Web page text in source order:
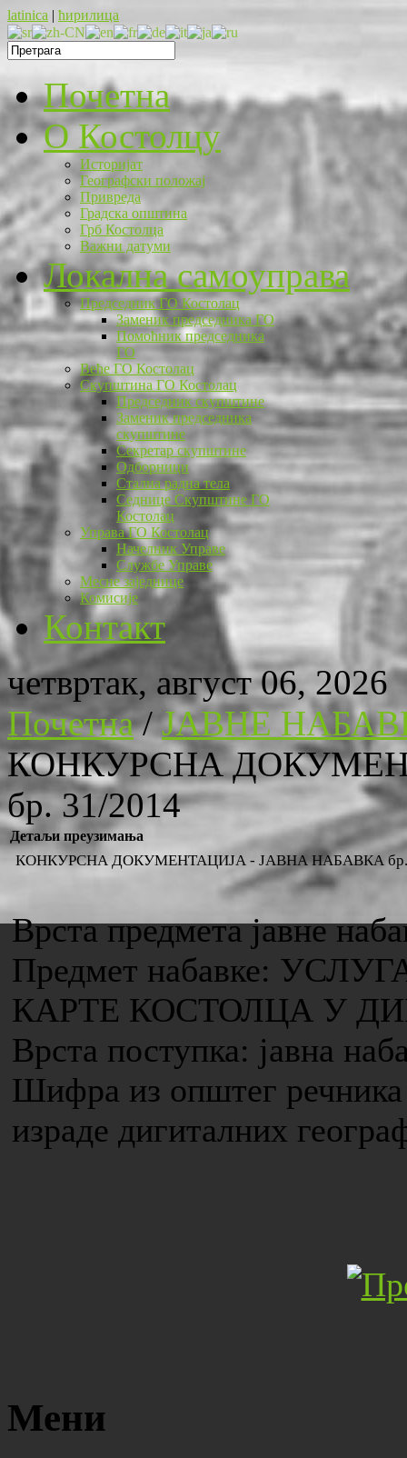
latinica | ћирилица
Почетна
O Костолцу
Историјат
Географски положај
Привреда
Градска општина
Грб Костолца
Важни датуми
Локална самоуправа
Председник ГО Костолац
Заменик председника ГО
Помоћник председника
ГО
Веће ГО Костолац
Скупштина ГО Костолац
Председник скупштине
Заменик председника
скупштине
Секретар скупштине
Одборници
Стална радна тела
Седнице Скупштине ГО
Костолац
Управа ГО Костолац
Начелник Управе
Службе Управе
Месне заједнице
Комисије
Контакт
четвртак, август 06, 2026
Почетна/ЈАВНЕ
КОНКУРСНА
бр. 31/2014
Детаљи преузимања
КОНКУРСНА ДОКУМЕНТАЦИЈА - ЈАВНА НАБАВКА бр.
Врста предмета јавне
Предмет набавке:
КАРТЕ КОСТОЛЦА У
Врста поступка: јавна
Шифра из општег речника
израде дигиталних
Мени